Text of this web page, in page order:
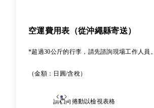
空運費用表（從沖繩縣寄送）
*超過30公斤的行李，請先諮詢現場工作人員。
（金額：日圓/含稅）
請橫向捲動以檢視表格